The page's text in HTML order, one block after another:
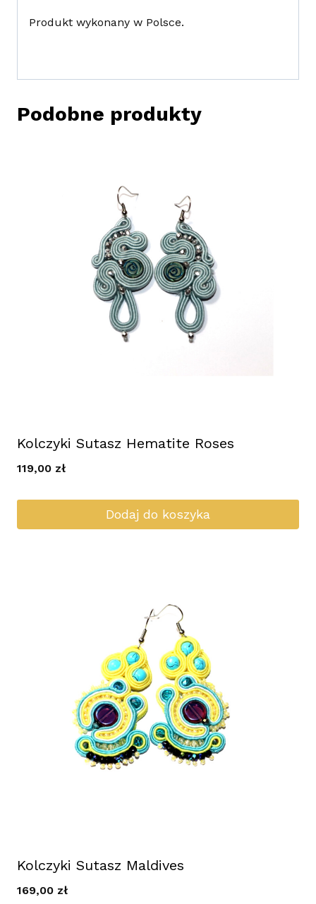
Produkt wykonany w Polsce.
Podobne produkty
Kolczyki Sutasz Hematite Roses
119,00 zł
Dodaj do koszyka
Kolczyki Sutasz Maldives
169,00 zł